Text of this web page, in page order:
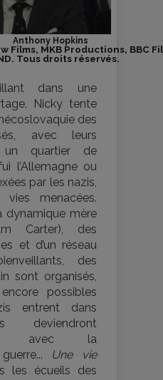
Anthony Hopkins
Films, MKB Productions, BBC
Tous droits réservés.
dans une
Nicky tente
des
avec leurs
un quartier de
l’Allemagne ou
par les nazis,
menacées.
dynamique mère
Carter), des
et d’un réseau
des
sont organisés,
possibles
entrent dans
deviendront
avec la
Une vie
les écueils des